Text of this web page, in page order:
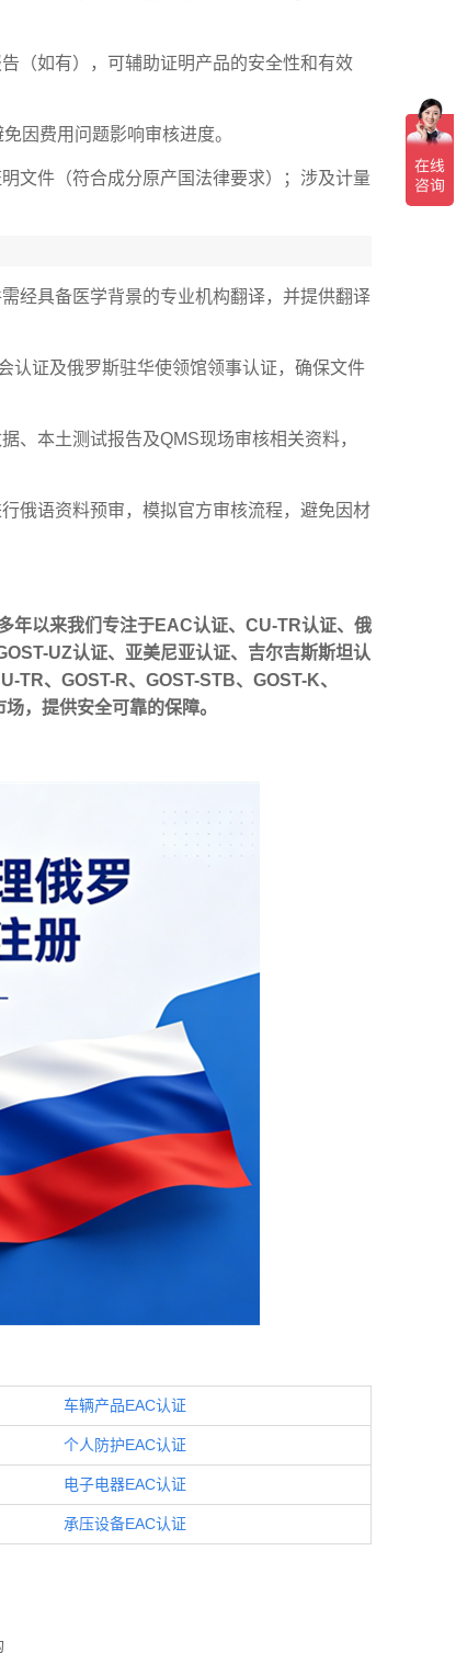
（如有），可辅助证明产品的安全性和有效
因费用问题影响审核进度。
文件（符合成分原产国法律要求）；涉及计量
经具备医学背景的专业机构翻译，并提供翻译
证及俄罗斯驻华使领馆领事认证，确保文件
本土测试报告及QMS现场审核相关资料，
俄语资料预审，模拟官方审核流程，避免因材
以来我们专注于EAC认证、CU-TR认证、俄
UZ认证、亚美尼亚认证、吉尔吉斯斯坦认
TR、GOST-R、GOST-STB、GOST-K、
，提供安全可靠的保障。
车辆产品EAC认证
个人防护EAC认证
电子电器EAC认证
承压设备EAC认证